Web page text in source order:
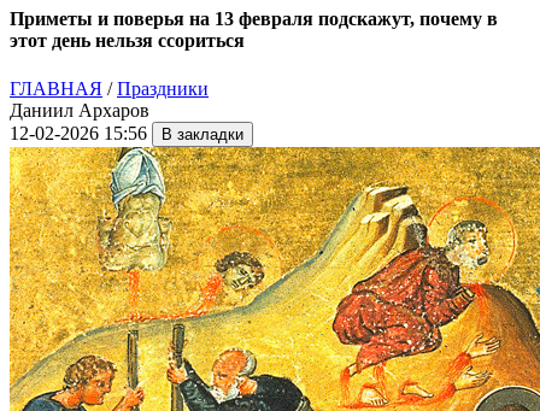
Приметы и поверья на 13 февраля подскажут, почему в
этот день нельзя ссориться
ГЛАВНАЯ /Праздники
Даниил Архаров
12-02-2026 15:56